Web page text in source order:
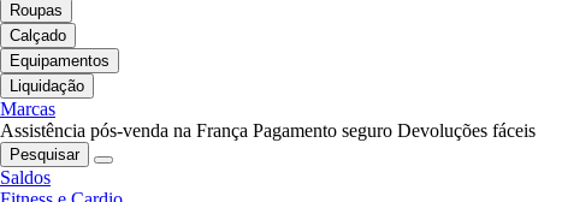
Roupas
Calçado
Equipamentos
Liquidação
Marcas
Assistência pós-venda na França Pagamento seguro Devoluções fáceis
Pesquisar
Saldos